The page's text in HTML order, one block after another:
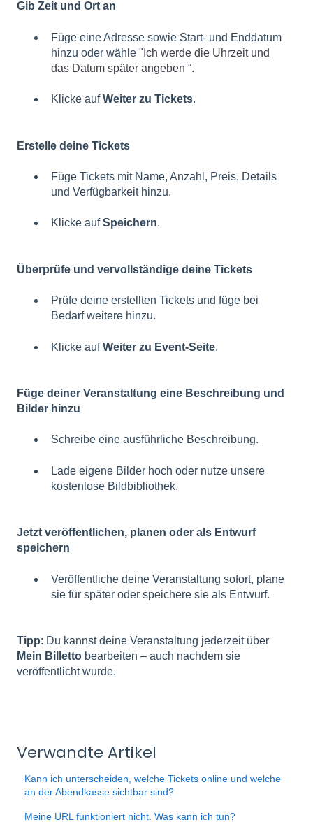
Gib Zeit und Ort an
Füge eine Adresse sowie Start- und Enddatum
hinzu oder wähle " Ich werde die Uhrzeit und
das Datum später angeben “.
Klicke aufWeiter zu Tickets.
Erstelle deine Tickets
Füge Tickets mit Name, Anzahl, Preis, Details
und Verfügbarkeit hinzu.
Klicke aufSpeichern.
Überprüfe und vervollständige deine Tickets
Prüfe deine erstellten Tickets und füge bei
Bedarf weitere hinzu.
Klicke aufWeiter zu Event-Seite.
Füge deiner Veranstaltung eine Beschreibung und
Bilder hinzu
Schreibe eine ausführliche Beschreibung.
Lade eigene Bilder hoch oder nutze unsere
kostenlose Bildbibliothek.
Jetzt veröffentlichen, planen oder als Entwurf
speichern
Veröffentliche deine Veranstaltung sofort, plane
sie für später oder speichere sie als Entwurf.
Tipp: Du kannst deine Veranstaltung jederzeit über
Mein Billetto bearbeiten – auch nachdem sie
veröffentlicht wurde.
Verwandte Artikel
Kann ich unterscheiden, welche Tickets online und welche
an der Abendkasse sichtbar sind?
Meine URL funktioniert nicht. Was kann ich tun?